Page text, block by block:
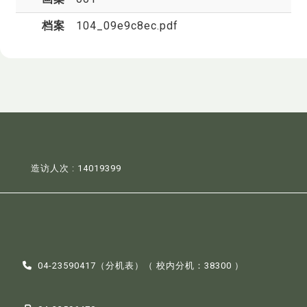
档案 104_09e9c8ec.pdf
造访人次 : 14019399
04-23590417（分机表 ）（ 校内分机：38300 ）